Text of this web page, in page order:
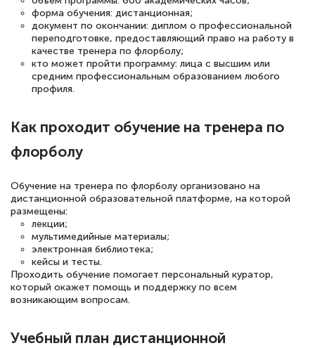
аттестацию в школе. Спасибо!
Евгения Коротких
12 марта 2026
Спасибо большое Академии! Грамотное,
понятно! Проходила повышение
квалификации. Ещё раз - СПАСИБО!
Елена Петрикс
Знаток города 5 уровня
форма обучения: дистанционная;
документ по окончании: диплом о профессиональной
переподготовке, предоставляющий право на работу в
качестве тренера по флорболу;
кто может пройти программу: лица с высшим или
средним профессиональным образованием любого
профиля.
Как проходит обучение на тренера по
флорболу
Обучение на тренера по флорболу организовано на
дистанционной образовательной платформе, на которой
размещены:
лекции;
мультимедийные материалы;
электронная библиотека;
кейсы и тесты.
Проходить обучение помогает персональный куратор,
который окажет помощь и поддержку по всем
возникающим вопросам.
Учебный план дистанционной